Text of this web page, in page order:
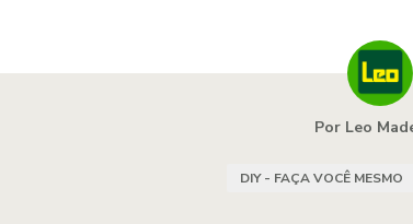
Por Leo
DIY - FAÇA VOCÊ MESMO